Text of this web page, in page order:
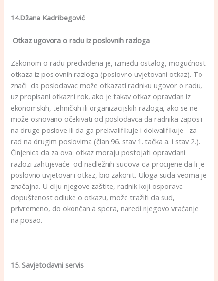
14.Džana Kadribegović
Otkaz ugovora o radu iz poslovnih razloga
Zakonom o radu predviđena je, između ostalog, mogućnost
otkaza iz poslovnih razloga (poslovno uvjetovani otkaz). To
znači da poslodavac može otkazati radniku ugovor o radu,
uz propisani otkazni rok, ako je takav otkaz opravdan iz
ekonomskih, tehničkih ili organizacijskih razloga, ako se ne
može osnovano očekivati od poslodavca da radnika zaposli
na druge poslove ili da ga prekvalifikuje i dokvalifikuje za
rad na drugim poslovima (član 96. stav 1. tačka a. i stav 2.).
Činjenica da za ovaj otkaz moraju postojati opravdani
razlozi zahtijevaće od nadležnih sudova da procijene da li je
poslovno uvjetovani otkaz, bio zakonit. Uloga suda veoma je
značajna. U cilju njegove zaštite, radnik koji osporava
dopuštenost odluke o otkazu, može tražiti da sud,
privremeno, do okončanja spora, naredi njegovo vraćanje
na posao.
15. Savjetodavni servis